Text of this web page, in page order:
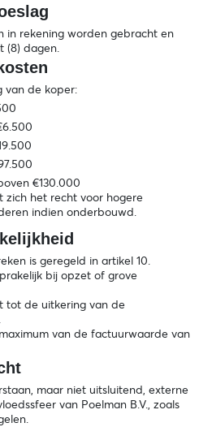
in rekening worden gebracht en
(8) dagen.
van de koper:
€130.000
zich het recht voor hogere
indien onderbouwd.
is geregeld in artikel 10.
bij opzet of grove
tot de uitkering van de
van de factuurwaarde van
maar niet uitsluitend, externe
van Poelman B.V., zoals